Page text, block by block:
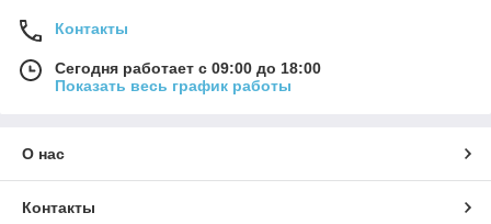
Контакты
Сегодня работает с 09:00 до 18:00
Показать весь график работы
О нас
Контакты